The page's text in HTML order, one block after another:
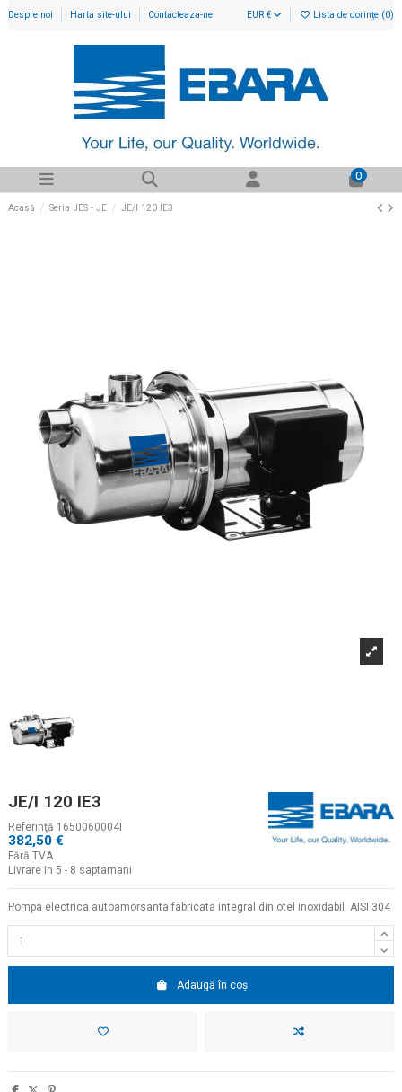
Despre noi Harta site-ului Contacteaza-ne EUR € Lista de dorințe (0)
0
Acasă Seria JES - JE JE/I 120 IE3
JE/I 120 IE3
Referinţă 1650060004I
382,50 €
Fără TVA
Livrare in 5 - 8 saptamani
Pompa electrica autoamorsanta fabricata integral din otel inoxidabil AISI 304
Adaugă în coș